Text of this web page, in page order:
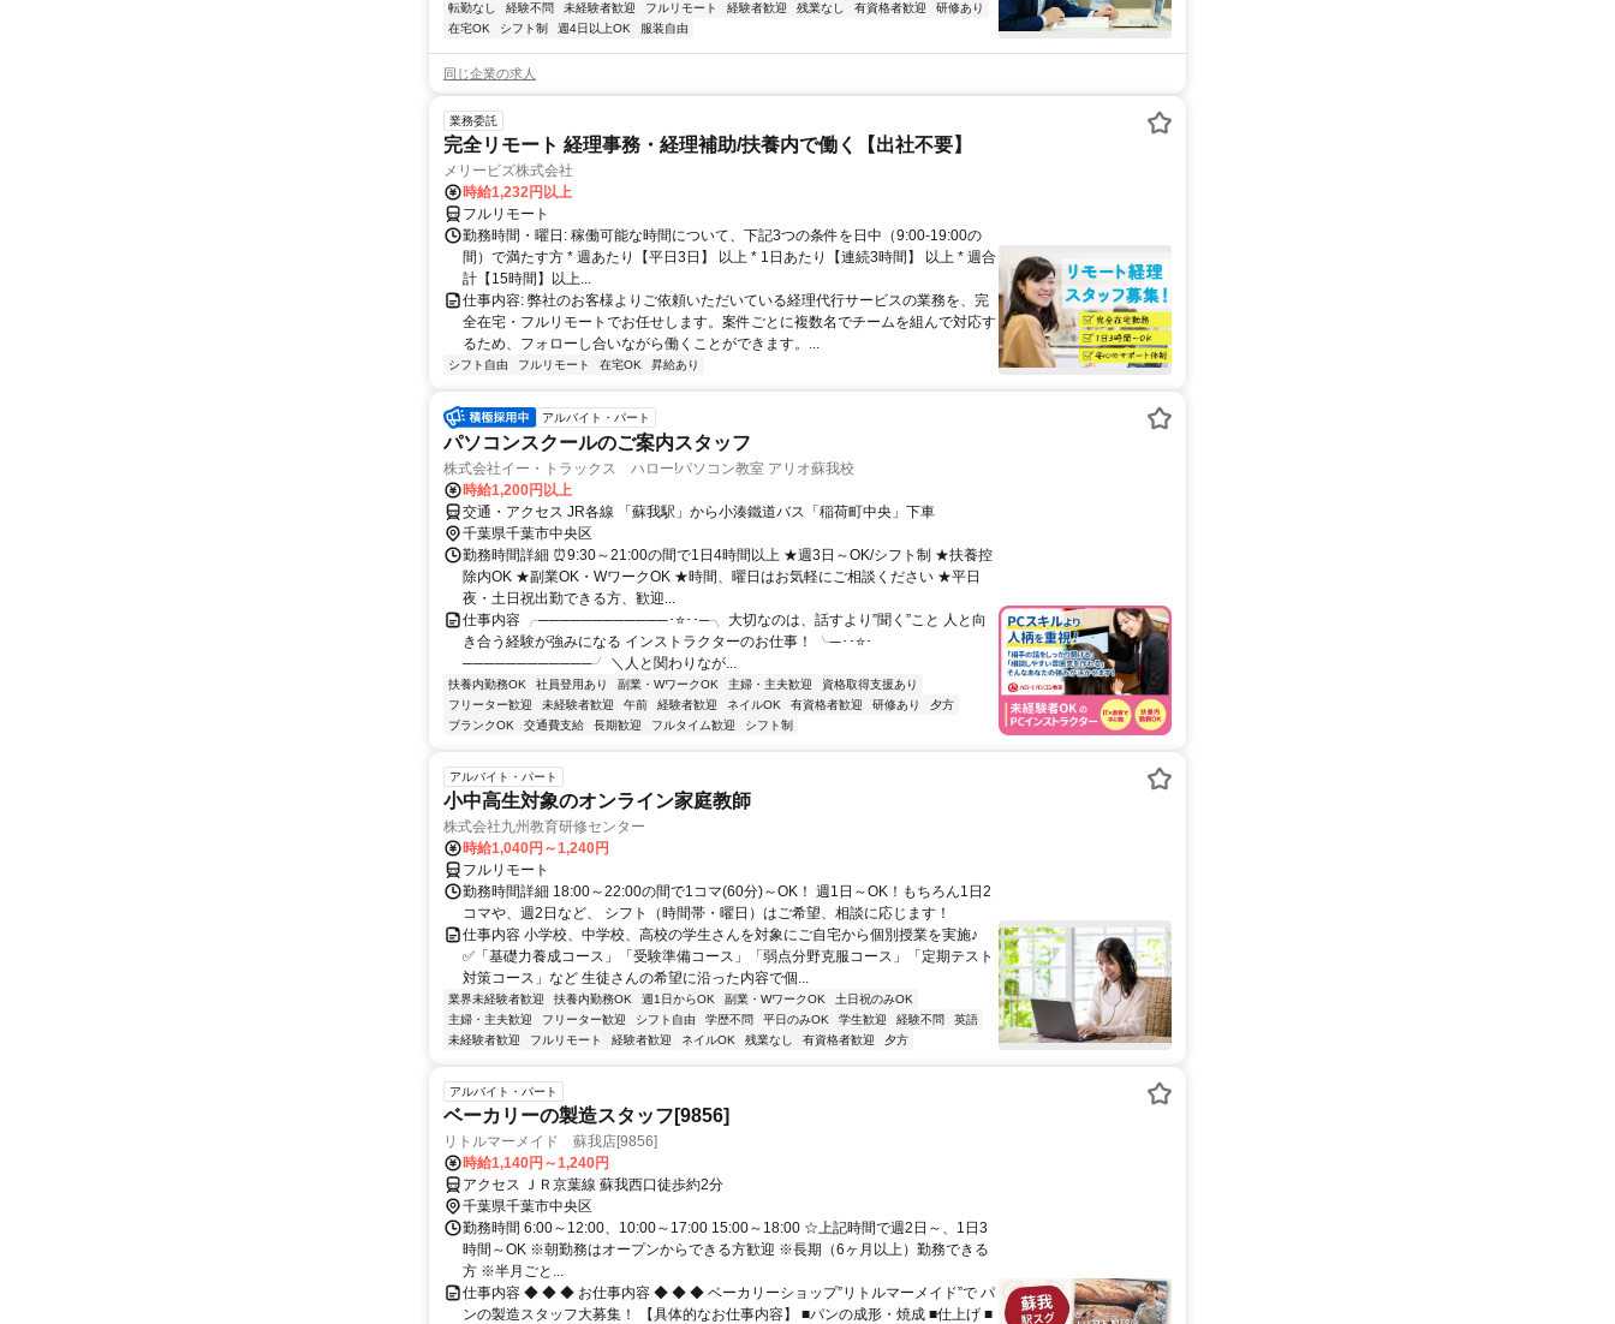
転勤なし
経験不問 未経験者歓迎 フルリモート 経験者歓迎 残業なし 有資格者歓迎
研修あり
在宅OK
シフト制 週4日以上OK 服装自由
同じ企業の求人
業務委託
完全リモート 経理事務・経理補助/扶養内で働く【出社不要】
メリービズ株式会社
時給1,232円以上
フルリモート
勤務時間・曜日: 稼働可能な時間について、下記3つの条件を日中（9:00-19:00の
間）で満たす方 * 週あたり【平日3日】 以上 * 1日あたり【連続3時間】 以上 * 週合
計【15時間】以上...
仕事内容: 弊社のお客様よりご依頼いただいている経理代行サービスの業務を、完
全在宅・フルリモートでお任せします。案件ごとに複数名でチームを組んで対応す
るため、フォローし合いながら働くことができます。...
シフト自由 フルリモート 在宅OK 昇給あり
アルバイト・パート
パソコンスクールのご案内スタッフ
株式会社イー・トラックス ハロー!パソコン教室 アリオ蘇我校
時給1,200円以上
交通・アクセス JR各線 「蘇我駅」から小湊鐵道バス「稲荷町中央」下車
千葉県千葉市中央区
勤務時間詳細 ⏰9:30～21:00の間で1日4時間以上 ★週3日～OK/シフト制 ★扶養控
除内OK ★副業OK・WワークOK ★時間、曜日はお気軽にご相談ください ★平日
夜・土日祝出勤できる方、歓迎...
仕事内容 ╭────────────･⭐･･─╮ 大切なのは、話すより”聞く”こと 人と向
き合う経験が強みになる インストラクターのお仕事！ ╰─･･⭐･
────────────╯ ＼人と関わりなが...
扶養内勤務OK 社員登用あり 副業・WワークOK 主婦・主夫歓迎
資格取得支援あり
フリーター歓迎
未経験者歓迎 午前 経験者歓迎 ネイルOK 有資格者歓迎 研修あり
夕方
ブランクOK
交通費支給 長期歓迎 フルタイム歓迎 シフト制
アルバイト・パート
小中高生対象のオンライン家庭教師
株式会社九州教育研修センター
時給1,040円～1,240円
フルリモート
勤務時間詳細 18:00～22:00の間で1コマ(60分)～OK！ 週1日～OK！もちろん1日2
コマや、週2日など、 シフト（時間帯・曜日）はご希望、相談に応じます！
仕事内容 小学校、中学校、高校の学生さんを対象にご自宅から個別授業を実施♪
✅「基礎力養成コース」「受験準備コース」「弱点分野克服コース」「定期テスト
対策コース」など 生徒さんの希望に沿った内容で個...
業界未経験者歓迎 扶養内勤務OK 週1日からOK 副業・WワークOK
土日祝のみOK
主婦・主夫歓迎
フリーター歓迎 シフト自由 学歴不問 平日のみOK 学生歓迎 経験不問
英語
未経験者歓迎
フルリモート 経験者歓迎 ネイルOK 残業なし 有資格者歓迎 夕方
アルバイト・パート
ベーカリーの製造スタッフ[9856]
リトルマーメイド 蘇我店[9856]
時給1,140円～1,240円
アクセス ＪＲ京葉線 蘇我西口徒歩約2分
千葉県千葉市中央区
勤務時間 6:00～12:00、10:00～17:00 15:00～18:00 ☆上記時間で週2日～、1日3
時間～OK ※朝勤務はオープンからできる方歓迎 ※長期（6ヶ月以上）勤務できる
方 ※半月ごと...
仕事内容 ◆ ◆ ◆ お仕事内容 ◆ ◆ ◆ ベーカリーショップ”リトルマーメイド”で パ
ンの製造スタッフ大募集！ 【具体的なお仕事内容】 ■パンの成形・焼成 ■仕上げ ■